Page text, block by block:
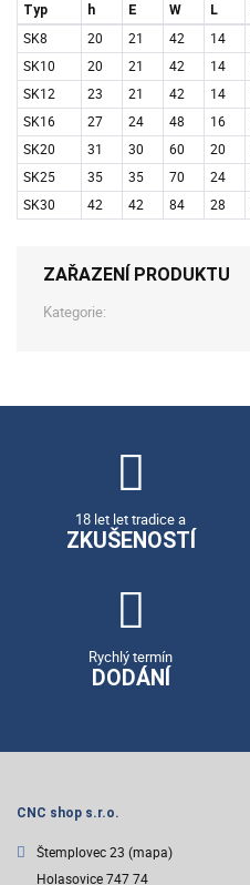
Typ h E W L
SK8 20 21 42 14
SK10
20 21 42 14
SK12
23 21 42 14
SK16
27 24 48 16
SK20
31 30 60 20
SK25
35 35 70 24
SK30
42 42 84 28
ZAŘAZENÍ PRODUKTU
Kategorie:
18 let let tradice a
ZKUŠENOSTÍ
Rychlý termín
DODÁNÍ
CNC shop s.r.o.
Štemplovec 23 (mapa)
Holasovice 747 74